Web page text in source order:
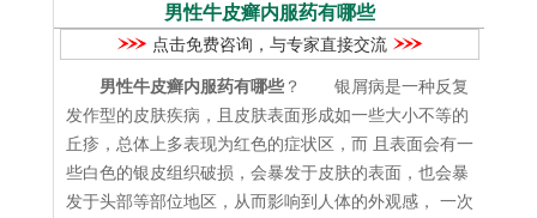
男性牛皮癣内服药有哪些
点击免费咨询，与专家直接交流
男性牛皮癣内服药有哪些 ？ 银屑病是一种反复
发作型的皮肤疾病，且皮肤表面形成如一些大小不等的
丘疹，总体上多表现为红色的症状区，而 且表面会有一
些白色的银皮组织破损，会暴发于皮肤的表面，也会暴
发于头部等部位地区，从而影响到人体的外观感， 一次